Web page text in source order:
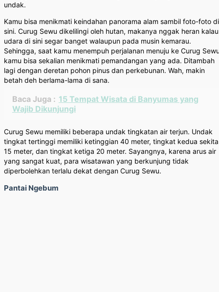
undak.
Kamu bisa menikmati keindahan panorama alam sambil foto-foto di
sini. Curug Sewu dikelilingi oleh hutan, makanya nggak heran kalau
udara di sini segar banget walaupun pada musin kemarau.
Sehingga, saat kamu menempuh perjalanan menuju ke Curug
kamu bisa sekalian menikmati pemandangan yang ada. Ditambah
lagi dengan deretan pohon pinus dan perkebunan. Wah, makin
betah deh berlama-lama di sana.
Baca Juga : 15 Tempat Wisata di Banyumas yang
Wajib Dikunjungi
Curug Sewu memiliki beberapa undak tingkatan air terjun. Undak
tingkat tertinggi memiliki ketinggian 40 meter, tingkat kedua
15 meter, dan tingkat ketiga 20 meter. Sayangnya, karena arus air
yang sangat kuat, para wisatawan yang berkunjung tidak
diperbolehkan terlalu dekat dengan Curug Sewu.
Pantai Ngebum